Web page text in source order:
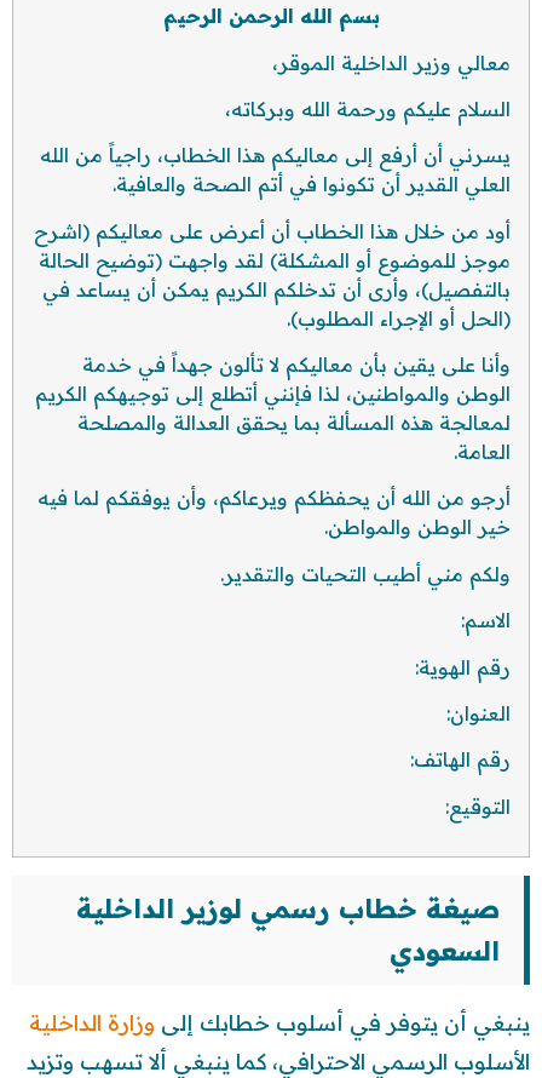
بسم الله الرحمن الرحيم
معالي وزير الداخلية الموقر،
السلام عليكم ورحمة الله وبركاته،
يسرني أن أرفع إلى معاليكم هذا الخطاب، راجياً من الله
العلي القدير أن تكونوا في أتم الصحة والعافية.
أود من خلال هذا الخطاب أن أعرض على معاليكم (اشرح
موجز للموضوع أو المشكلة) لقد واجهت (توضيح الحالة
بالتفصيل)، وأرى أن تدخلكم الكريم يمكن أن يساعد في
(الحل أو الإجراء المطلوب).
وأنا على يقين بأن معاليكم لا تألون جهداً في خدمة
الوطن والمواطنين، لذا فإنني أتطلع إلى توجيهكم الكريم
لمعالجة هذه المسألة بما يحقق العدالة والمصلحة
العامة.
أرجو من الله أن يحفظكم ويرعاكم، وأن يوفقكم لما فيه
خير الوطن والمواطن.
ولكم مني أطيب التحيات والتقدير.
الاسم:
رقم الهوية:
العنوان:
رقم الهاتف:
التوقيع:
صيغة خطاب رسمي لوزير الداخلية
السعودي
ينبغي أن يتوفر في أسلوب خطابك إلى وزارة الداخلية
الأسلوب الرسمي الاحترافي، كما ينبغي ألا تسهب وتزيد